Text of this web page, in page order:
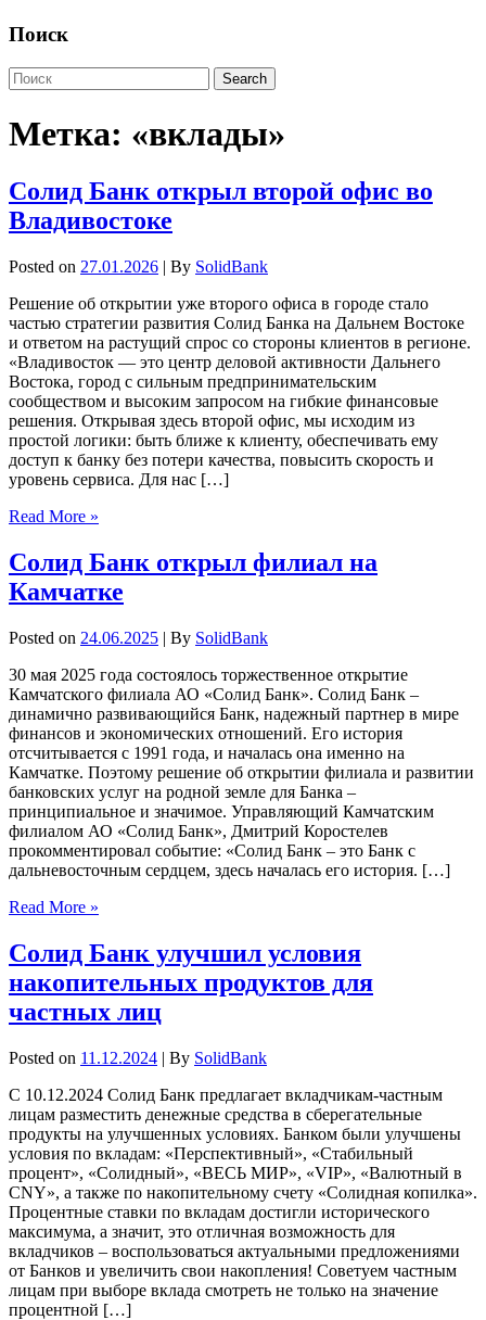
Поиск
Метка: «вклады»
Солид Банк открыл второй офис во
Владивостоке
Posted on 27.01.2026 | By SolidBank
Решение об открытии уже второго офиса в городе стало
частью стратегии развития Солид Банка на Дальнем Востоке
и ответом на растущий спрос со стороны клиентов в регионе.
«Владивосток — это центр деловой активности Дальнего
Востока, город с сильным предпринимательским
сообществом и высоким запросом на гибкие финансовые
решения. Открывая здесь второй офис, мы исходим из
простой логики: быть ближе к клиенту, обеспечивать ему
доступ к банку без потери качества, повысить скорость и
уровень сервиса. Для нас […]
Read More »
Солид Банк открыл филиал на
Камчатке
Posted on 24.06.2025 | By SolidBank
30 мая 2025 года состоялось торжественное открытие
Камчатского филиала АО «Солид Банк». Солид Банк –
динамично развивающийся Банк, надежный партнер в мире
финансов и экономических отношений. Его история
отсчитывается с 1991 года, и началась она именно на
Камчатке. Поэтому решение об открытии филиала и развитии
банковских услуг на родной земле для Банка –
принципиальное и значимое. Управляющий Камчатским
филиалом АО «Солид Банк», Дмитрий Коростелев
прокомментировал событие: «Солид Банк – это Банк с
дальневосточным сердцем, здесь началась его история. […]
Read More »
Солид Банк улучшил условия
накопительных продуктов для
частных лиц
Posted on 11.12.2024 | By SolidBank
С 10.12.2024 Солид Банк предлагает вкладчикам-частным
лицам разместить денежные средства в сберегательные
продукты на улучшенных условиях. Банком были улучшены
условия по вкладам: «Перспективный», «Стабильный
процент», «Солидный», «ВЕСЬ МИР», «VIP», «Валютный в
CNY», а также по накопительному счету «Солидная копилка».
Процентные ставки по вкладам достигли исторического
максимума, а значит, это отличная возможность для
вкладчиков – воспользоваться актуальными предложениями
от Банков и увеличить свои накопления! Советуем частным
лицам при выборе вклада смотреть не только на значение
процентной […]